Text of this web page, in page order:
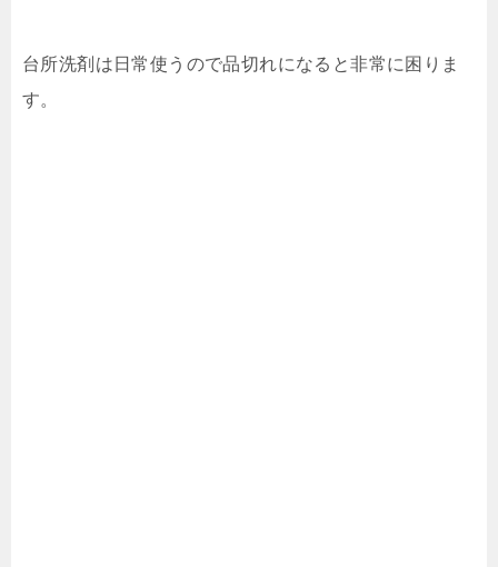
台所洗剤は日常使うので品切れになると非常に困りま
す。